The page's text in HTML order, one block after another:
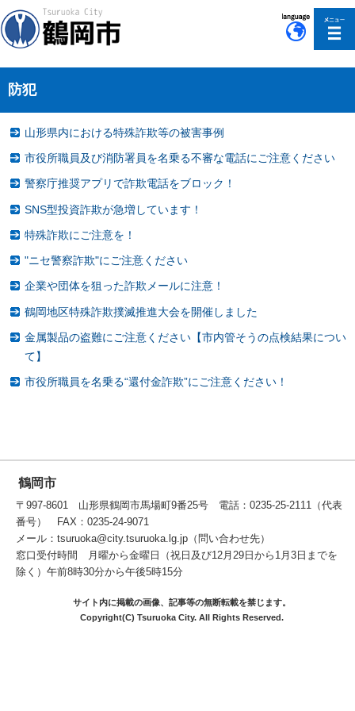
防犯
山形県内における特殊詐欺等の被害事例
市役所職員及び消防署員を名乗る不審な電話にご注意ください
警察庁推奨アプリで詐欺電話をブロック！
SNS型投資詐欺が急増しています！
特殊詐欺にご注意を！
"ニセ警察詐欺"にご注意ください
企業や団体を狙った詐欺メールに注意！
鶴岡地区特殊詐欺撲滅推進大会を開催しました
金属製品の盗難にご注意ください【市内管そうの点検結果につい
て】
市役所職員を名乗る“還付金詐欺”にご注意ください！
鶴岡市
〒997-8601 山形県鶴岡市馬場町9番25号 電話：0235-25-2111（代表
番号） FAX：0235-24-9071
メール：tsuruoka@city.tsuruoka.lg.jp（問い合わせ先）
窓口受付時間 月曜から金曜日（祝日及び12月29日から1月3日までを
除く）午前8時30分から午後5時15分
サイト内に掲載の画像、記事等の無断転載を禁じます。
Copyright(C) Tsuruoka City. All Rights Reserved.